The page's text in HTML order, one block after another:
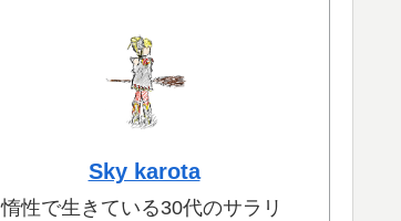
Sky karota
惰性で生きている30代のサラリ